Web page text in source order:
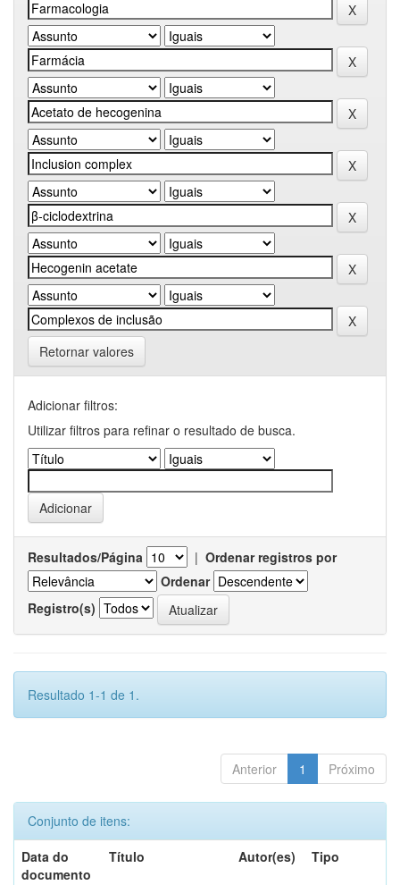
Retornar valores
Adicionar filtros:
Utilizar filtros para refinar o resultado de busca.
Resultados/Página | Ordenar registros por
Ordenar
Registro(s)
Resultado 1-1 de 1.
Anterior 1 Próximo
Conjunto de itens:
Data do
documento
Título Autor(es) Tipo